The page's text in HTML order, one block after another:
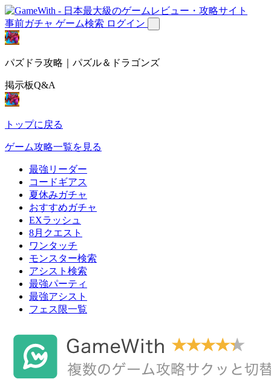
事前ガチャ ゲーム検索 ログイン
パズドラ攻略｜パズル＆ドラゴンズ
掲示板Q&A
トップに戻る
ゲーム攻略一覧を見る
最強リーダー
コードギアス
夏休みガチャ
おすすめガチャ
EXラッシュ
8月クエスト
ワンタッチ
モンスター検索
アシスト検索
最強パーティ
最強アシスト
フェス限一覧